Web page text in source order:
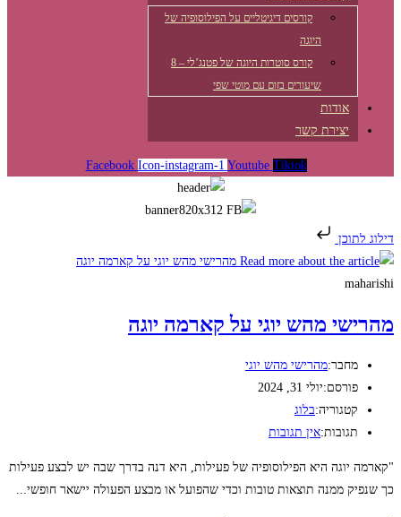
קורסים דיגיטליים על הפילוסופיה של
היוגה
קורס סוטרות היוגה של פטנג’לי – 8
שיעורים בזום עם מוטי שפי
אודות
יצירת קשר
Facebook Icon-instagram-1 Youtube Tiktok
דילוג לתוכן
maharishi
מהרישי מהש יוגי על קארמה יוגה
מחבר:מהרישי מהש יוגי
פורסם:יולי 31, 2024
קטגוריה:בלוג
תגובות:אין תגובות
"קארמה יוגה היא הפילוסופיה של פעילות, היא דנה בדרך שבה יש לבצע פעילות
כך שנפיק ממנה תוצאות טובות וכדי שהפועל או מבצע הפעולה יישאר חופשי...